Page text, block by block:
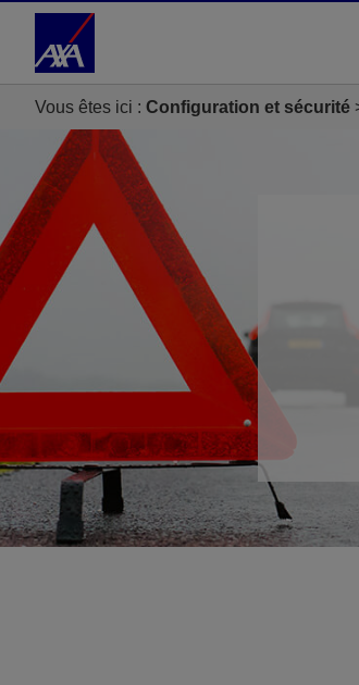
Accéder au Contenu
Vous êtes ici : Configuration et sécurité